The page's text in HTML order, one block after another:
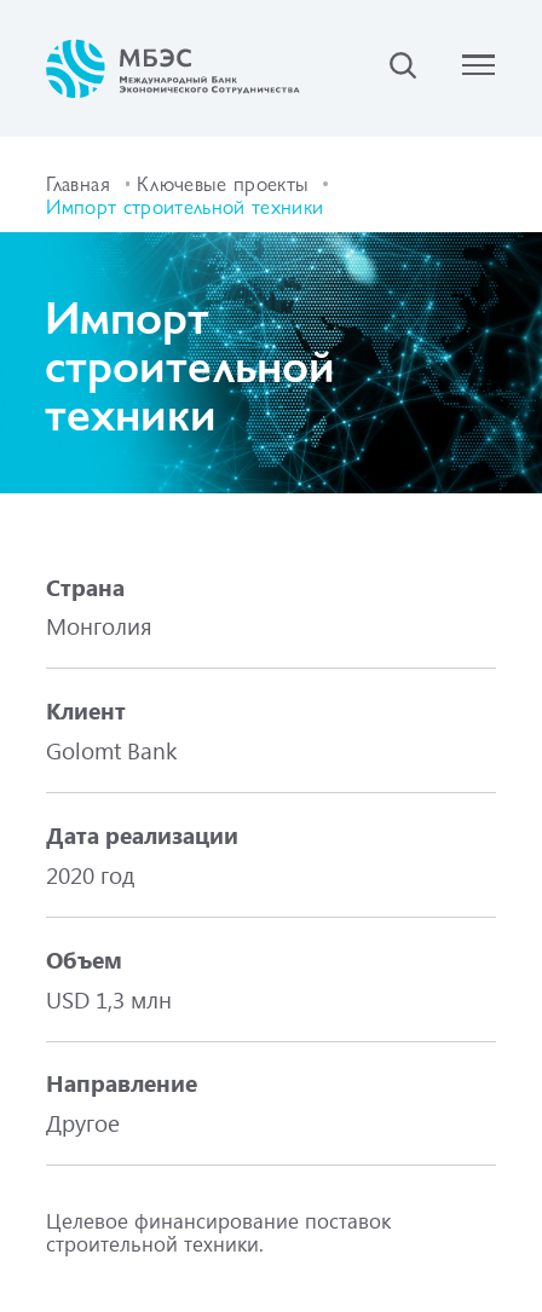
Главная Ключевые проекты
Импорт строительной техники
Импорт
строительной
техники
Страна
Монголия
Клиент
Golomt Bank
Дата реализации
2020 год
Объем
USD 1,3 млн
Направление
Другое
Целевое финансирование поставок
строительной техники.